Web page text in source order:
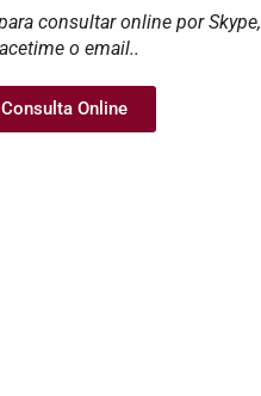
consultar online por Skype,
o email..
Consulta Online